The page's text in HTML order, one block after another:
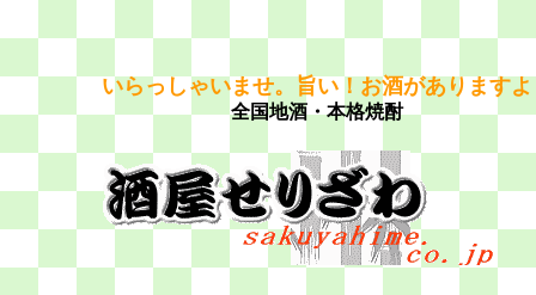
いらっしゃいませ。旨い！お酒がありますよ
全国地酒・本格焼酎